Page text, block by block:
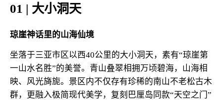
01 | 大小洞天
琼崖神话里的山海仙境
坐落于三亚市区以西40公里的大小洞天，素有“琼崖第
一山水名胜”的美誉。青山叠翠相拥万顷碧海，山海相
映、风光旖旎。景区内不仅存有珍稀的南山不老松古木
群，更融入极简现代美学，复刻巴厘岛同款“天空之门”